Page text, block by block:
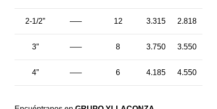
2-1/2” —– 12 3.315 2.818
3” —– 8 3.750 3.550
4” —– 6 4.185 4.550